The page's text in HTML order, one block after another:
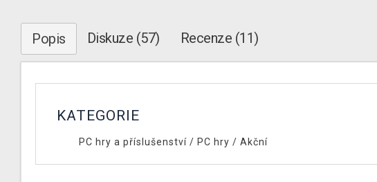
Popis Diskuze (57) Recenze (11)
KATEGORIE
PC hry a příslušenství/ PC hry / Akční